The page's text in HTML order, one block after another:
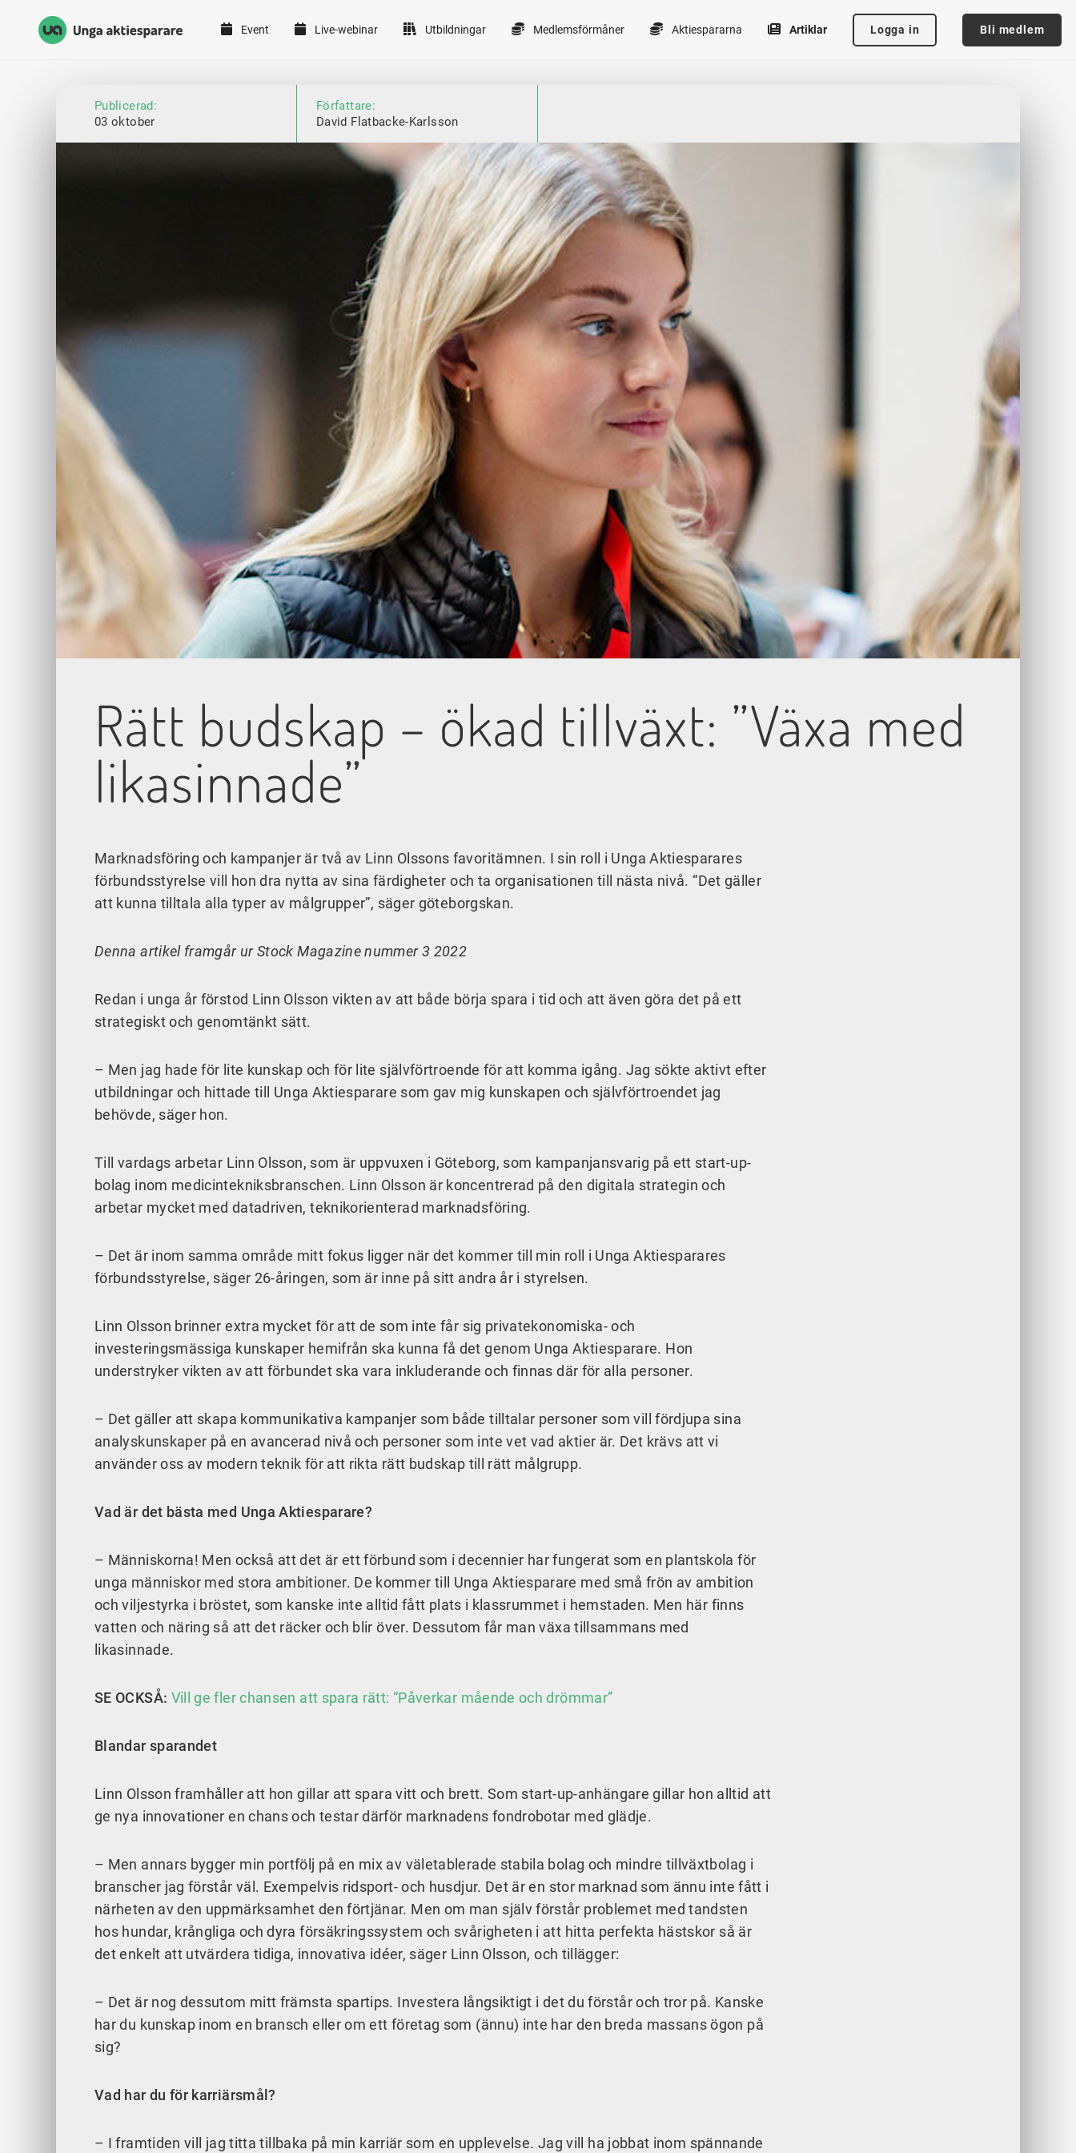
Unga Aktiesparare
Event Live-webinar Utbildningar Medlemsförmåner Aktiespararna Artiklar Logga in Bli medlem
Publicerad:
03 oktober
Författare:
David Flatbacke-Karlsson
Rätt budskap – ökad tillväxt: ”Växa med
likasinnade”
Marknadsföring och kampanjer är två av Linn Olssons favoritämnen. I sin roll i Unga Aktiesparares
förbundsstyrelse vill hon dra nytta av sina färdigheter och ta organisationen till nästa nivå. “Det gäller
att kunna tilltala alla typer av målgrupper”, säger göteborgskan.
Denna artikel framgår ur Stock Magazine nummer 3 2022
Redan i unga år förstod Linn Olsson vikten av att både börja spara i tid och att även göra det på ett
strategiskt och genomtänkt sätt.
– Men jag hade för lite kunskap och för lite självförtroende för att komma igång. Jag sökte aktivt efter
utbildningar och hittade till Unga Aktiesparare som gav mig kunskapen och självförtroendet jag
behövde, säger hon.
Till vardags arbetar Linn Olsson, som är uppvuxen i Göteborg, som kampanjansvarig på ett start-up-
bolag inom medicintekniksbranschen. Linn Olsson är koncentrerad på den digitala strategin och
arbetar mycket med datadriven, teknikorienterad marknadsföring.
– Det är inom samma område mitt fokus ligger när det kommer till min roll i Unga Aktiesparares
förbundsstyrelse, säger 26-åringen, som är inne på sitt andra år i styrelsen.
Linn Olsson brinner extra mycket för att de som inte får sig privatekonomiska- och
investeringsmässiga kunskaper hemifrån ska kunna få det genom Unga Aktiesparare. Hon
understryker vikten av att förbundet ska vara inkluderande och finnas där för alla personer.
– Det gäller att skapa kommunikativa kampanjer som både tilltalar personer som vill fördjupa sina
analyskunskaper på en avancerad nivå och personer som inte vet vad aktier är. Det krävs att vi
använder oss av modern teknik för att rikta rätt budskap till rätt målgrupp.
Vad är det bästa med Unga Aktiesparare?
– Människorna! Men också att det är ett förbund som i decennier har fungerat som en plantskola för
unga människor med stora ambitioner. De kommer till Unga Aktiesparare med små frön av ambition
och viljestyrka i bröstet, som kanske inte alltid fått plats i klassrummet i hemstaden. Men här finns
vatten och näring så att det räcker och blir över. Dessutom får man växa tillsammans med
likasinnade.
SE OCKSÅ: Vill ge fler chansen att spara rätt: “Påverkar mående och drömmar”
Blandar sparandet
Linn Olsson framhåller att hon gillar att spara vitt och brett. Som start-up-anhängare gillar hon alltid att
ge nya innovationer en chans och testar därför marknadens fondrobotar med glädje.
– Men annars bygger min portfölj på en mix av väletablerade stabila bolag och mindre tillväxtbolag i
branscher jag förstår väl. Exempelvis ridsport- och husdjur. Det är en stor marknad som ännu inte fått i
närheten av den uppmärksamhet den förtjänar. Men om man själv förstår problemet med tandsten
hos hundar, krångliga och dyra försäkringssystem och svårigheten i att hitta perfekta hästskor så är
det enkelt att utvärdera tidiga, innovativa idéer, säger Linn Olsson, och tillägger:
– Det är nog dessutom mitt främsta spartips. Investera långsiktigt i det du förstår och tror på. Kanske
har du kunskap inom en bransch eller om ett företag som (ännu) inte har den breda massans ögon på
sig?
Vad har du för karriärsmål?
– I framtiden vill jag titta tillbaka på min karriär som en upplevelse. Jag vill ha jobbat inom spännande